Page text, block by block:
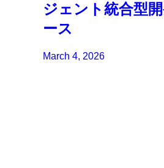
ジェント統合型
ース
March 4, 2026